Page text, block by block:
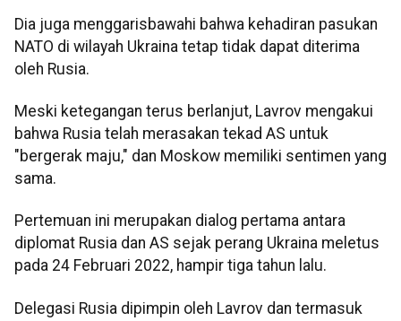
Dia juga menggarisbawahi bahwa kehadiran pasukan
NATO di wilayah Ukraina tetap tidak dapat diterima
oleh Rusia.
Meski ketegangan terus berlanjut, Lavrov mengakui
bahwa Rusia telah merasakan tekad AS untuk
"bergerak maju," dan Moskow memiliki sentimen yang
sama.
Pertemuan ini merupakan dialog pertama antara
diplomat Rusia dan AS sejak perang Ukraina meletus
pada 24 Februari 2022, hampir tiga tahun lalu.
Delegasi Rusia dipimpin oleh Lavrov dan termasuk